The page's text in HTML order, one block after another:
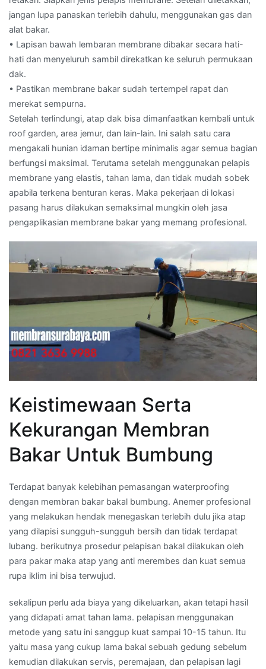
jangan lupa panaskan terlebih dahulu, menggunakan gas dan
alat bakar.
• Lapisan bawah lembaran membrane dibakar secara hati-
hati dan menyeluruh sambil direkatkan ke seluruh permukaan
dak.
• Pastikan membrane bakar sudah tertempel rapat dan
merekat sempurna.
Setelah terlindungi, atap dak bisa dimanfaatkan kembali untuk
roof garden, area jemur, dan lain-lain. Ini salah satu cara
mengakali hunian idaman bertipe minimalis agar semua bagian
berfungsi maksimal. Terutama setelah menggunakan pelapis
membrane yang elastis, tahan lama, dan tidak mudah sobek
apabila terkena benturan keras. Maka pekerjaan di lokasi
pasang harus dilakukan semaksimal mungkin oleh jasa
pengaplikasian membrane bakar yang memang profesional.
Keistimewaan Serta
Kekurangan Membran
Bakar Untuk Bumbung
Terdapat banyak kelebihan pemasangan waterproofing
dengan membran bakar bakal bumbung. Anemer profesional
yang melakukan hendak menegaskan terlebih dulu jika atap
yang dilapisi sungguh-sungguh bersih dan tidak terdapat
lubang. berikutnya prosedur pelapisan bakal dilakukan oleh
para pakar maka atap yang anti merembes dan kuat semua
rupa iklim ini bisa terwujud.
sekalipun perlu ada biaya yang dikeluarkan, akan tetapi hasil
yang didapati amat tahan lama. pelapisan menggunakan
metode yang satu ini sanggup kuat sampai 10-15 tahun. Itu
yaitu masa yang cukup lama bakal sebuah gedung sebelum
kemudian dilakukan servis, peremajaan, dan pelapisan lagi